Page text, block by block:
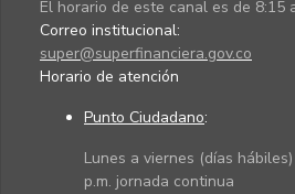
El horario de este canal es de 8:15
Correo institucional:
super@superfinanciera.gov.co
Horario de atención
Punto Ciudadano:
Lunes a viernes (días
p.m. jornada continua